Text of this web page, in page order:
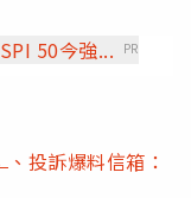
50今強...
PR
、投訴爆料信箱：